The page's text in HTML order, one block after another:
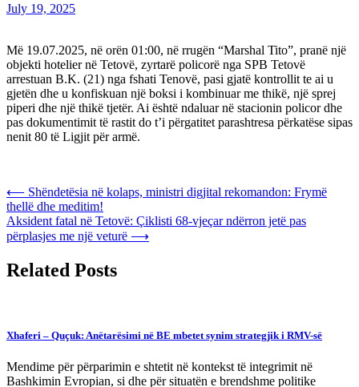
July 19, 2025
Më 19.07.2025, në orën 01:00, në rrugën “Marshal Tito”, pranë një
objekti hotelier në Tetovë, zyrtarë policorë nga SPB Tetovë
arrestuan B.K. (21) nga fshati Tenovë, pasi gjatë kontrollit te ai u
gjetën dhe u konfiskuan një boksi i kombinuar me thikë, një sprej
piperi dhe një thikë tjetër. Ai është ndaluar në stacionin policor dhe
pas dokumentimit të rastit do t’i përgatitet parashtresa përkatëse sipas
nenit 80 të Ligjit për armë.
Post
navigation
⟵ Shëndetësia në kolaps, ministri digjital rekomandon: Frymë
thellë dhe meditim!
Aksident fatal në Tetovë: Çiklisti 68-vjeçar ndërron jetë pas
përplasjes me një veturë ⟶
Related Posts
Xhaferi – Quçuk: Anëtarësimi në BE mbetet synim strategjik i RMV-së
Mendime për përparimin e shtetit në kontekst të integrimit në
Bashkimin Evropian, si dhe për situatën e brendshme politike